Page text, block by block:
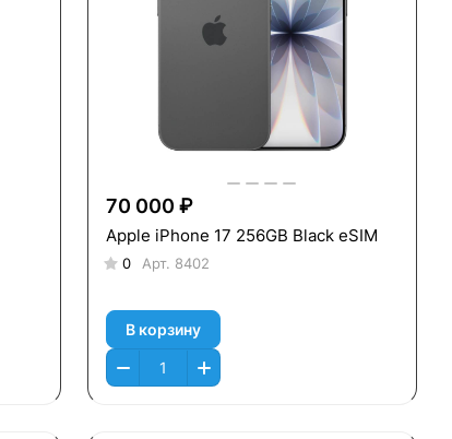
70 000 ₽
Apple iPhone 17 256GB Black eSIM
0 Арт. 8402
В корзину